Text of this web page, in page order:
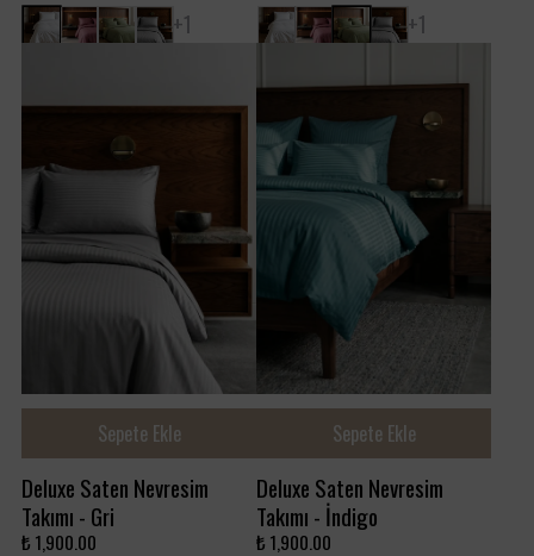
+ 1 + 1
Sepete Ekle
Deluxe Saten Nevresim
Takımı - Gri
₺ 1,900.00
Sepete Ekle
Deluxe Saten Nevresim
Takımı - İndigo
₺ 1,900.00